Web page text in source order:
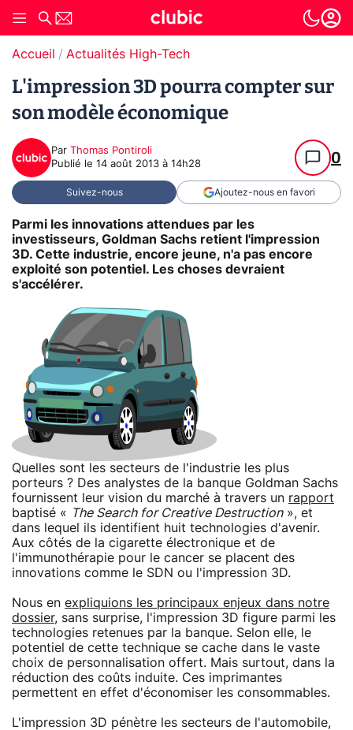
Accueil Actualités High-Tech
L'impression 3D pourra compter sur
son modèle économique
Par Thomas Pontiroli
Publié le 14 août 2013 à 14h28 0
Suivez-nous Ajoutez-nous en favori
Parmi les innovations attendues par les
investisseurs, Goldman Sachs retient l'impression
3D. Cette industrie, encore jeune, n'a pas encore
exploité son potentiel. Les choses devraient
s'accélérer.
Quelles sont les secteurs de l'industrie les plus
porteurs ? Des analystes de la banque Goldman Sachs
fournissent leur vision du marché à travers un rapport
baptisé « The Search for Creative Destruction», et
dans lequel ils identifient huit technologies d'avenir.
Aux côtés de la cigarette électronique et de
l'immunothérapie pour le cancer se placent des
innovations comme le SDN ou l'impression 3D.
Nous en expliquions les principaux enjeux dans notre
dossier, sans surprise, l'impression 3D figure parmi les
technologies retenues par la banque. Selon elle, le
potentiel de cette technique se cache dans le vaste
choix de personnalisation offert. Mais surtout, dans la
réduction des coûts induite. Ces imprimantes
permettent en effet d'économiser les consommables.
L'impression 3D pénètre les secteurs de l'automobile,